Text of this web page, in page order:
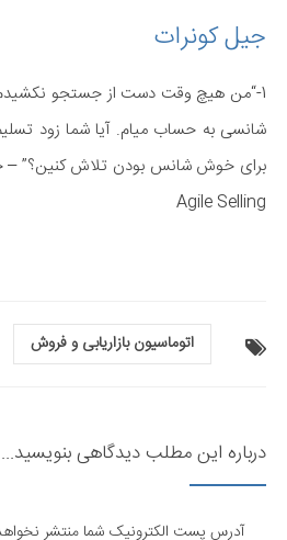
جیل کونرات
1-“من هیچ وقت دست از جستجو
شانسی به حساب میام. آیا شما زود
برای خوش شانس بودن تلاش کنین؟” –
Agile Selling
اتوماسیون بازاریابی و فروش
درباره این مطلب دیدگاهی بنویسید...
آدرس پست الکترونیک شما منتشر